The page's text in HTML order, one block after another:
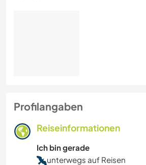
Profilangaben
Reiseinformationen
Ich bin gerade
unterwegs auf Reisen